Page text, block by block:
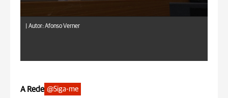
Autor: Afonso Verner
A Rede @Siga-me